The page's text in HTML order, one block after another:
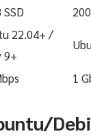
SSD
22.04+ /
9+
1